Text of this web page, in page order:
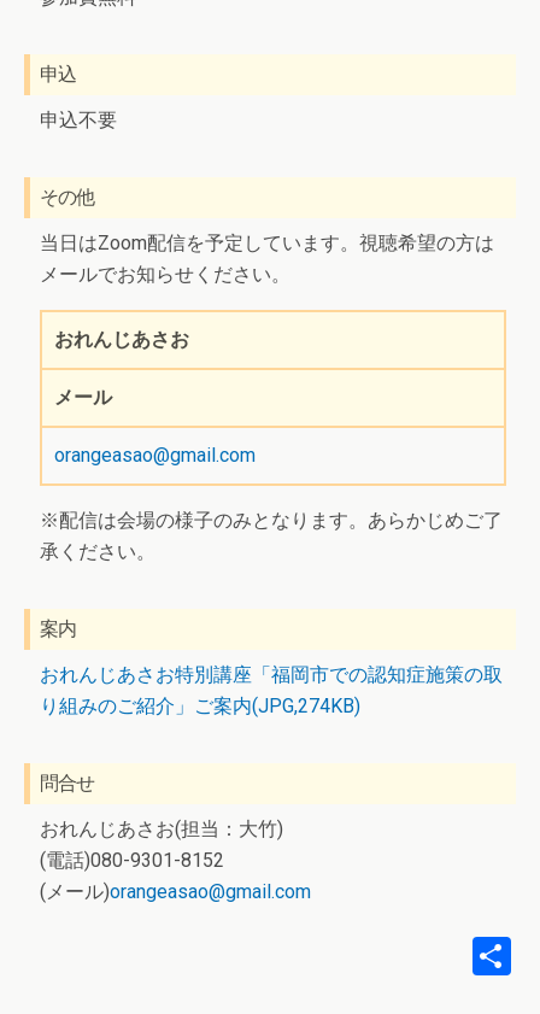
申込
申込不要
その他
当日はZoom配信を予定しています。視聴希望の方は
メールでお知らせください。
おれんじあさお
メール
orangeasao@gmail.com
※配信は会場の様子のみとなります。あらかじめご了
承ください。
案内
おれんじあさお特別講座「福岡市での認知症施策の取
り組みのご紹介」ご案内(JPG,274KB)
問合せ
おれんじあさお(担当：大竹)
(電話)080-9301-8152
(メール)orangeasao@gmail.com